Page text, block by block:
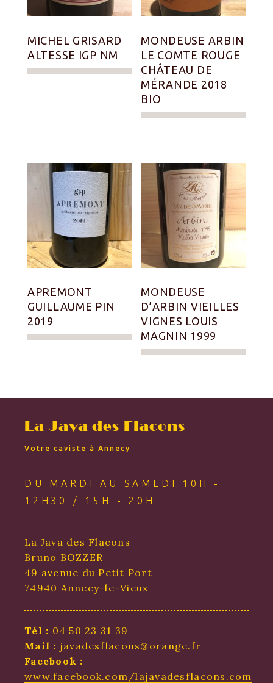
MICHEL GRISARD
ALTESSE IGP NM
MONDEUSE ARBIN
LE COMTE ROUGE
CHÂTEAU DE
MÉRANDE 2018
BIO
APREMONT
GUILLAUME PIN
2019
MONDEUSE
D’ARBIN VIEILLES
VIGNES LOUIS
MAGNIN 1999
La Java des Flacons
Votre caviste à Annecy
DU MARDI AU SAMEDI 10H -
12H30 / 15H - 20H
La Java des Flacons
Bruno BOZZER
49 avenue du Petit Port
74940 Annecy-le-Vieux
Tél : 04 50 23 31 39
Mail : javadesflacons@orange.fr
Facebook :
www.facebook.com/lajavadesflacons.com